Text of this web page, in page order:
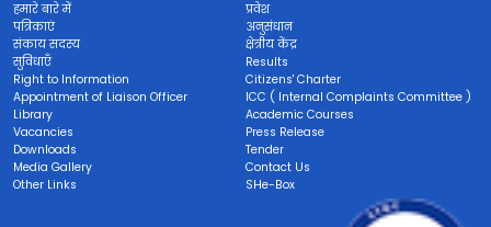
हमारे बारे में
प्रवेश
पत्रिकाएं
अनुसंधान
संकाय सदस्य
क्षेत्रीय केंद्र
सुविधाएँ
Results
Right to Information
Citizens' Charter
Appointment of Liaison Officer
ICC ( Internal Complaints Committee )
Library
Academic Courses
Vacancies
Press Release
Downloads
Tender
Media Gallery
Contact Us
Other Links
SHe-Box